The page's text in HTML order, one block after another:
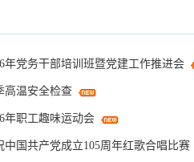
年党务干部培训班暨党建工作推进会
高温安全检查
年职工趣味运动会
中国共产党成立105周年红歌合唱比赛